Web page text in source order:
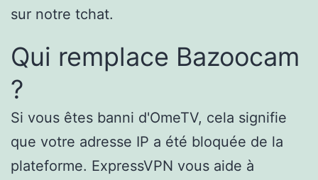
sur notre tchat.
Qui remplace Bazoocam
?
Si vous êtes banni d'OmeTV, cela signifie
que votre adresse IP a été bloquée de la
plateforme. ExpressVPN vous aide à